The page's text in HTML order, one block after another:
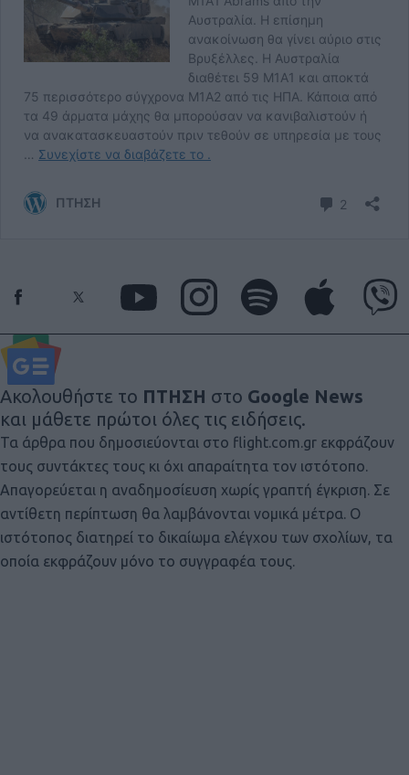
Ακολουθήστε το ΠΤΗΣΗ στο Google News
και μάθετε πρώτοι όλες τις ειδήσεις.
Τα άρθρα που δημοσιεύονται στο flight.com.gr εκφράζουν
τους συντάκτες τους κι όχι απαραίτητα τον ιστότοπο.
Απαγορεύεται η αναδημοσίευση χωρίς γραπτή έγκριση. Σε
αντίθετη περίπτωση θα λαμβάνονται νομικά μέτρα. Ο
ιστότοπος διατηρεί το δικαίωμα ελέγχου των σχολίων, τα
οποία εκφράζουν μόνο το συγγραφέα τους.